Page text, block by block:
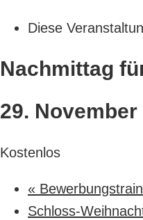
Diese
Nachmittag
29.
Kostenlos
«
Schloss-